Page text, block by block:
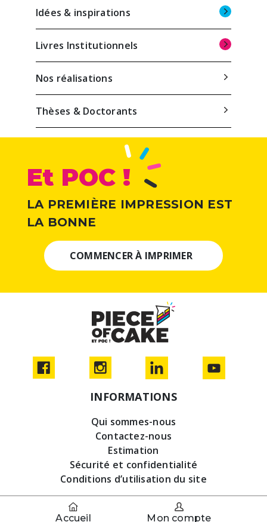
Accueil Mon compte
Idées & inspirations
Livres Institutionnels
Nos réalisations
Thèses & Doctorants
Et POC !
LA PREMIÈRE IMPRESSION EST
LA BONNE
COMMENCER À IMPRIMER
INFORMATIONS
Qui sommes-nous
Contactez-nous
Estimation
Sécurité et confidentialité
Conditions d’utilisation du site